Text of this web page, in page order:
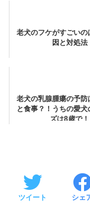
老犬のフケがすごいの
因と対処法
老犬の乳腺腫瘍の予防
と食事？！うちの愛犬
ズは8歳で！
ツイート シェ